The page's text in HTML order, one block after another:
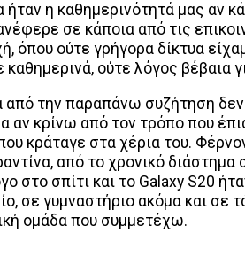
η καθημερινότητά μας αν
σε κάποια από τις
όπου ούτε γρήγορα δίκτυα
ούτε λόγος βέβαια
την παραπάνω συζήτηση
αν κρίνω από τον τρόπο που
κράταγε στα χέρια του.
από το χρονικό
στο σπίτι και το Galaxy S20
σε γυμναστήριο ακόμα και σε
ομάδα που συμμετέχω.